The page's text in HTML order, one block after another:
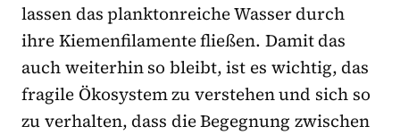
lassen das planktonreiche Wasser durch
ihre Kiemenfilamente fließen. Damit das
auch weiterhin so bleibt, ist es wichtig, das
fragile Ökosystem zu verstehen und sich so
zu verhalten, dass die Begegnung zwischen